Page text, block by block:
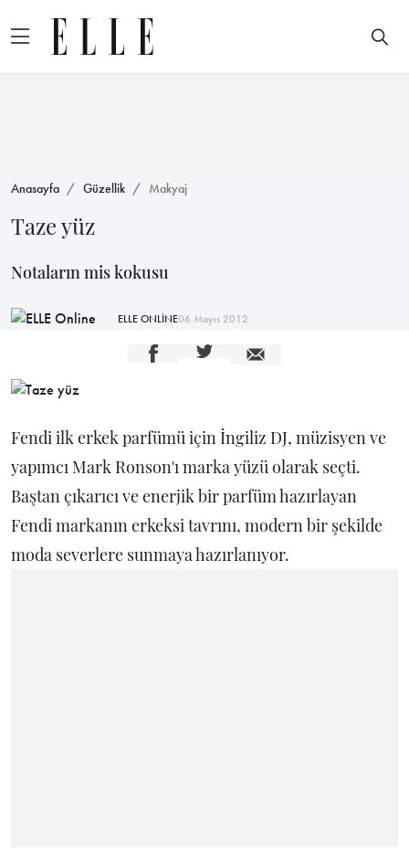
Anasayfa Güzellik Makyaj
Taze yüz
Notaların mis kokusu
ELLE ONLİNE06 Mayıs 2012
Fendi ilk erkek parfümü için İngiliz DJ, müzisyen ve
yapımcı Mark Ronson'ı marka yüzü olarak seçti.
Baştan çıkarıcı ve enerjik bir parfüm hazırlayan
Fendi markanın erkeksi tavrını, modern bir şekilde
moda severlere sunmaya hazırlanıyor.